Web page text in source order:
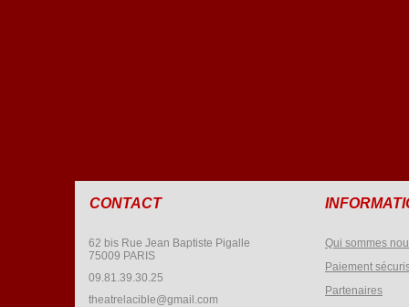
CONTACT
62 bis Rue Jean Baptiste Pigalle
75009 PARIS
09.81.39.30.25
theatrelacible@gmail.com
Qui sommes
Paiement
Partenaires